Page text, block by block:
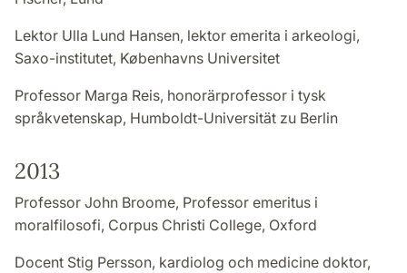
Lektor Ulla Lund Hansen, lektor emerita i arkeologi,
Saxo-institutet, Københavns Universitet
Professor Marga Reis, honorärprofessor i tysk
språkvetenskap, Humboldt-Universität zu Berlin
2013
Professor John Broome, Professor emeritus i
moralfilosofi, Corpus Christi College, Oxford
Docent Stig Persson, kardiolog och medicine doktor,